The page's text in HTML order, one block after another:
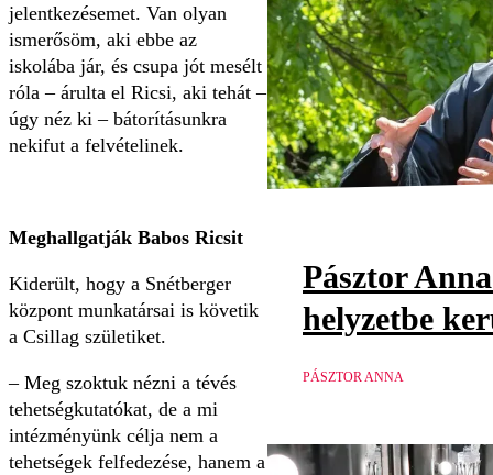
jelentkezésemet. Van olyan
ismerősöm, aki ebbe az
iskolába jár, és csupa jót mesélt
róla – árulta el Ricsi, aki tehát –
úgy néz ki – bátorításunkra
nekifut a felvételinek.
Meghallgatják Babos Ricsit
Kiderült, hogy a Snétberger
központ munkatársai is követik
a Csillag születiket.
– Meg szoktuk nézni a tévés
tehetségkutatókat, de a mi
intézményünk célja nem a
tehetségek felfedezése, hanem a
Pásztor
helyzetbe
PÁSZTOR ANNA